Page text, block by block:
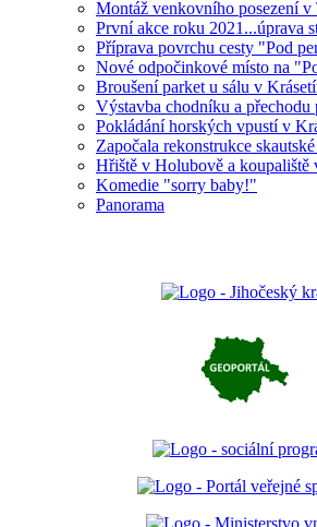
Montáž venkovního posezení
První akce roku 2021...úprava
Příprava povrchu cesty "Pod
Nové odpočinkové místo na
Broušení parket u sálu v
Výstavba chodníku a
Pokládání horských vpustí v
Započala rekonstrukce
Hřiště v Holubově a koupaliště
Komedie "sorry baby!"
Panorama